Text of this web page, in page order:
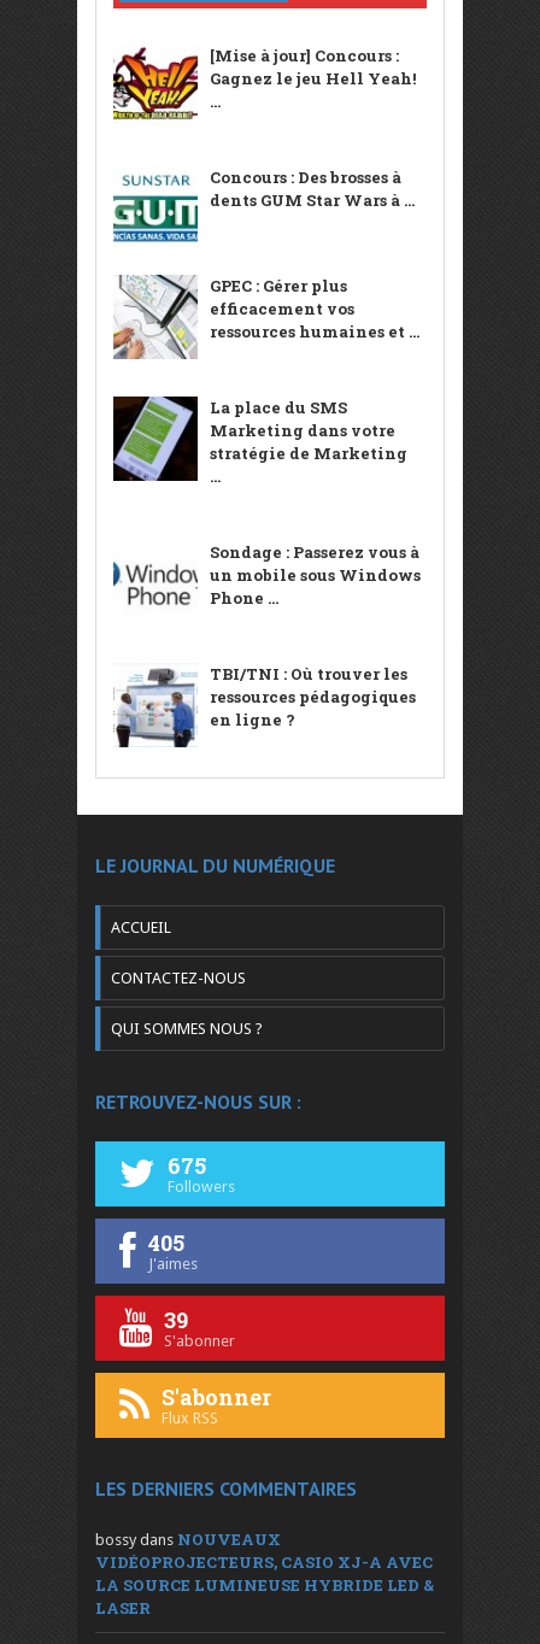
[Mise à jour] Concours :
Gagnez le jeu Hell Yeah!
...
Concours : Des brosses à
dents GUM Star Wars à ...
GPEC : Gérer plus
efficacement vos
ressources humaines et ...
La place du SMS
Marketing dans votre
stratégie de Marketing
...
Sondage : Passerez vous à
un mobile sous Windows
Phone ...
TBI/TNI : Où trouver les
ressources pédagogiques
en ligne ?
LE JOURNAL DU NUMÉRIQUE
ACCUEIL
CONTACTEZ-NOUS
QUI SOMMES NOUS ?
RETROUVEZ-NOUS SUR :
675
Followers
405
J'aimes
39
S'abonner
S'abonner
Flux RSS
LES DERNIERS COMMENTAIRES
bossy dans NOUVEAUX
VIDÉOPROJECTEURS, CASIO XJ-A AVEC
LA SOURCE LUMINEUSE HYBRIDE LED &
LASER